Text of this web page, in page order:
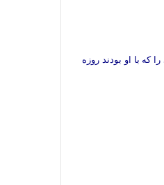
با او بودند روزه